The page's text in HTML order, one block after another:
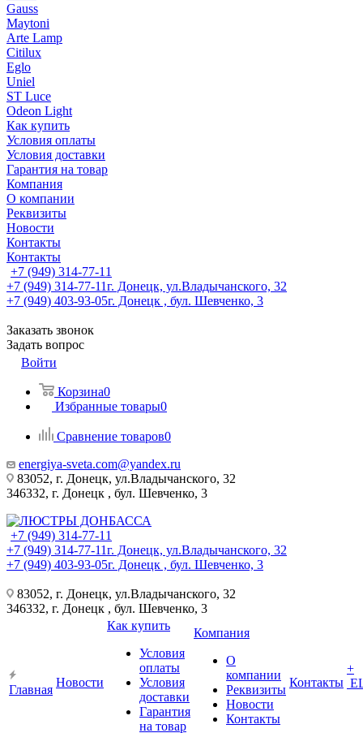
Gauss
Maytoni
Arte Lamp
Citilux
Eglo
Uniel
ST Luce
Odeon Light
Как купить
Условия оплаты
Условия доставки
Гарантия на товар
Компания
О компании
Реквизиты
Новости
Контакты
Контакты
+7 (949) 314-77-11
+7 (949) 314-77-11г. Донецк, ул.Владычанского, 32
+7 (949) 403-93-05г. Донецк , бул. Шевченко, 3
Заказать звонок
Задать вопрос
Войти
Корзина0
Избранные товары0
Сравнение товаров0
energiya-sveta.com@yandex.ru
83052, г. Донецк, ул.Владычанского, 32
346332, г. Донецк , бул. Шевченко, 3
+7 (949) 314-77-11
+7 (949) 314-77-11г. Донецк, ул.Владычанского, 32
+7 (949) 403-93-05г. Донецк , бул. Шевченко, 3
83052, г. Донецк, ул.Владычанского, 32
346332, г. Донецк , бул. Шевченко, 3
Главная
Новости
Как купить
Условия
оплаты
Условия
доставки
Гарантия
на товар
Компания
О
компании
Реквизиты
Новости
Контакты
Контакты
+